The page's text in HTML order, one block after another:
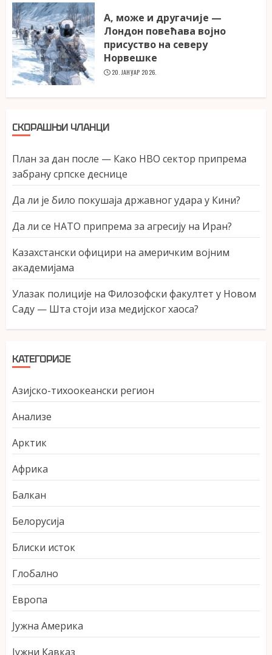
А, може и другачије —
Лондон повећава војно
присуство на северу
Норвешке
20. ЈАНУАР 2026.
СКОРАШЊИ ЧЛАНЦИ
План за дан после — Како НВО сектор припрема
забрану српске деснице
Да ли је било покушаја државног удара у Кини?
Да ли се НАТО припрема за агресију на Иран?
Казахстански официри на америчким војним
академијама
Улазак полиције на Филозофски факултет у Новом
Саду — Шта стоји иза медијског хаоса?
КАТЕГОРИЈЕ
Азијско-тихоокеански регион
Анализе
Арктик
Африка
Балкан
Белорусија
Блиски исток
Глобално
Европа
Јужна Америка
Јужни Кавказ